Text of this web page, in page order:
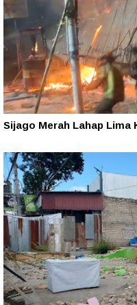
Sijago Merah Lahap Lima